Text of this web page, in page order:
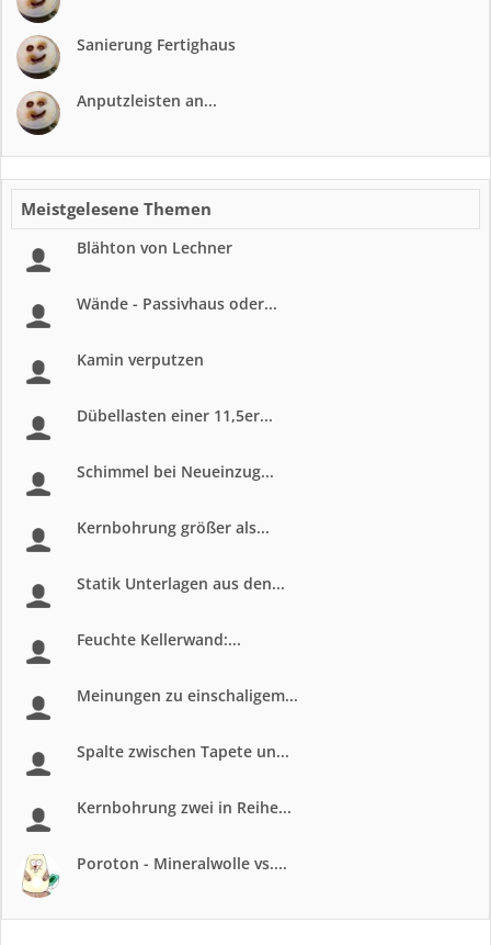
Sanierung Fertighaus
Anputzleisten an...
Meistgelesene Themen
Blähton von Lechner
Wände - Passivhaus oder...
Kamin verputzen
Dübellasten einer 11,5er...
Schimmel bei Neueinzug...
Kernbohrung größer als...
Statik Unterlagen aus den...
Feuchte Kellerwand:...
Meinungen zu einschaligem...
Spalte zwischen Tapete un...
Kernbohrung zwei in Reihe...
Poroton - Mineralwolle vs....